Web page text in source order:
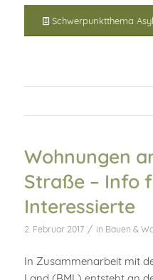
Schwerpunktthema
Wohnungen
Straße – Info
Interessierte
2. Februar 2017 / in Bauen &
In Zusammenarbeit mit